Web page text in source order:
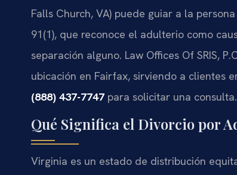
Falls Church, VA) puede guiar a la
91(1), que reconoce el adulterio como
separación alguno. Law Offices Of SRIS,
ubicación en Fairfax, sirviendo a clientes
(888) 437-7747 para solicitar una
Qué Significa el Divorcio por
Virginia es un estado de distribución